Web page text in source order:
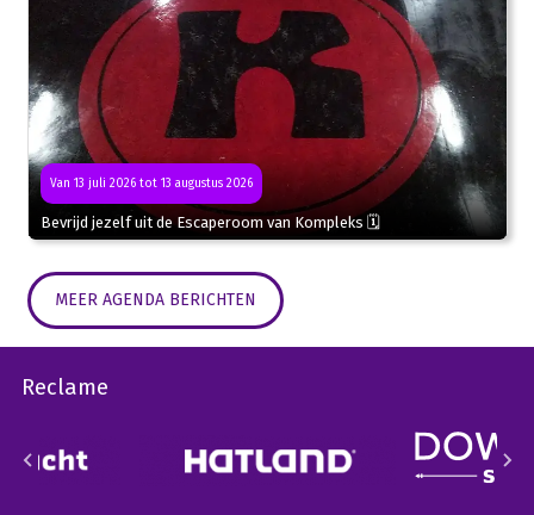
Van 13 juli 2026 tot 13 augustus 2026
Bevrijd jezelf uit de Escaperoom van Kompleks 🗓
MEER AGENDA BERICHTEN
Reclame